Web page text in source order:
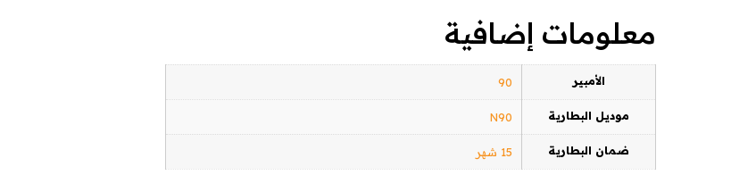
معلومات إضافية
الأمبير 90
موديل البطارية N90
ضمان البطارية 15 شهر